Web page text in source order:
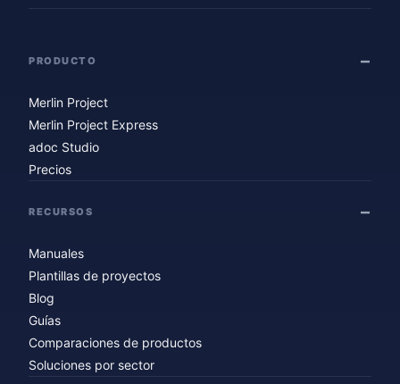
PRODUCTO
Merlin Project
Merlin Project Express
adoc Studio
Precios
RECURSOS
Manuales
Plantillas de proyectos
Blog
Guías
Comparaciones de productos
Soluciones por sector